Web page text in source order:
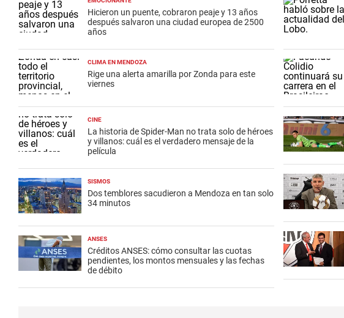
Hicieron un puente, cobraron peaje y 13 años
después salvaron una ciudad europea de 2500
años
CLIMA EN MENDOZA
Rige una alerta amarilla por Zonda para este
viernes
CINE
La historia de Spider-Man no trata solo de héroes
y villanos: cuál es el verdadero mensaje de la
película
SISMOS
Dos temblores sacudieron a Mendoza en tan solo
34 minutos
ANSES
Créditos ANSES: cómo consultar las cuotas
pendientes, los montos mensuales y las fechas
de débito